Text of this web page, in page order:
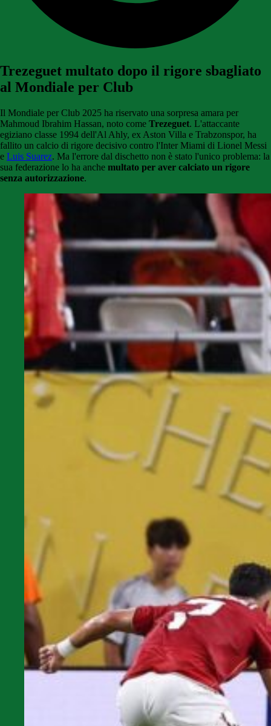
Trezeguet multato dopo il rigore sbagliato
al Mondiale per Club
Il Mondiale per Club 2025 ha riservato una sorpresa amara per
Mahmoud Ibrahim Hassan, noto come Trezeguet. L'attaccante
egiziano classe 1994 dell'Al Ahly, ex Aston Villa e Trabzonspor, ha
fallito un calcio di rigore decisivo contro l'Inter Miami di Lionel Messi
e Luis Suarez. Ma l'errore dal dischetto non è stato l'unico problema: la
sua federazione lo ha anche multato per aver calciato un rigore
senza autorizzazione.